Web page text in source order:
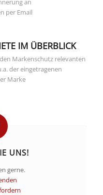
an
per Email
IM ÜBERBLICK
Markenschutz relevanten
der eingetragenen
Marke
UNS!
gerne.